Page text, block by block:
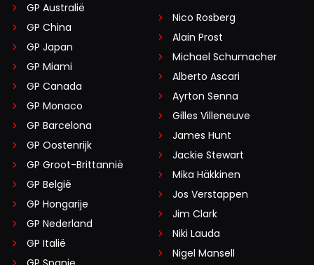
GP Australië
GP China
GP Japan
GP Miami
GP Canada
GP Monaco
GP Barcelona
GP Oostenrijk
GP Groot-Brittannië
GP België
GP Hongarije
GP Nederland
GP Italië
Nico Rosberg
Alain Prost
Michael Schumacher
Alberto Ascari
Ayrton Senna
Gilles Villeneuve
James Hunt
Jackie Stewart
Mika Häkkinen
Jos Verstappen
Jim Clark
Niki Lauda
Nigel Mansell